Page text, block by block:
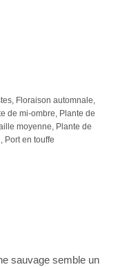
Floraison automnale
de mi-ombre Plante de
moyenne Plante de
Port en touffe
sauvage semble un